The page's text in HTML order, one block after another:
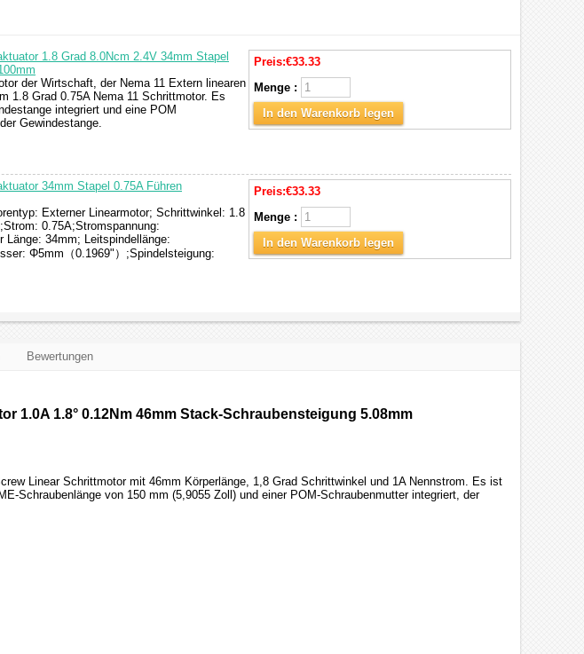
1.8 Grad 8.0Ncm 2.4V 34mm Stapel
der Wirtschaft, der Nema 11 Extern linearen
1.8 Grad 0.75A Nema 11 Schrittmotor. Es
integriert und eine POM
Gewindestange.
Preis:€33.33
Menge :
In den Warenkorb legen
34mm Stapel 0.75A Führen
Externer Linearmotor; Schrittwinkel: 1.8
0.75A;Stromspannung:
Länge: 34mm; Leitspindellänge:
Φ5mm（0.1969"）;Spindelsteigung:
Preis:€33.33
Menge :
In den Warenkorb legen
Bewertungen
1.0A 1.8° 0.12Nm 46mm Stack-Schraubensteigung 5.08mm
Linear Schrittmotor mit 46mm Körperlänge, 1,8 Grad Schrittwinkel und 1A Nennstrom. Es ist
Schraubenlänge von 150 mm (5,9055 Zoll) und einer POM-Schraubenmutter integriert, der